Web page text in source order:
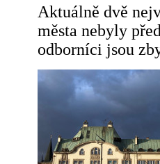
Aktuálně dvě
města nebyly
odborníci jsou